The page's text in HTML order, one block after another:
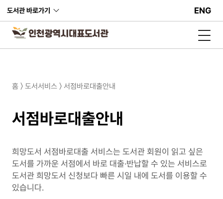
도서관 바로가기 ENG
홈 〉 도서서비스 〉 서점바로대출안내
서점바로대출안내
희망도서 서점바로대출 서비스는 도서관 회원이 읽고 싶은
도서를 가까운 서점에서 바로 대출·반납할 수 있는 서비스로
도서관 희망도서 신청보다 빠른 시일 내에 도서를 이용할 수
있습니다.